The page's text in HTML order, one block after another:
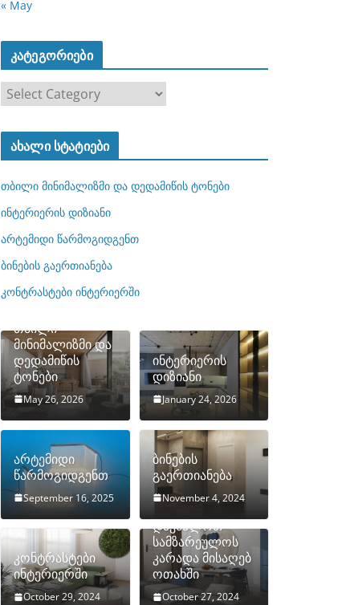
« May
კატეგორიები
ტ
ო
რ
ბ
ი
ახალი სტატიები
თბილი მინიმალიზმი და დედამიწის ტონები
ინტერიერის დიზიანი
არტემიდი წარმოგიდგენთ
ბინების გაერთიანება
კონტრასტები ინტერიერში
თბილი
მინიმალიზმი და
დედამიწის
ტონები
May 26, 2026
ინტერიერის
დიზიანი
January 24, 2026
არტემიდი
წარმოგიდგენთ
September 16, 2025
ბინების
გაერთიანება
November 4, 2024
კონტრასტები
ინტერიერში
October 29, 2024
როგორ
დავმალოთ
სამზარეულოს
კარადა მისაღებ
ოთახში
October 27, 2024